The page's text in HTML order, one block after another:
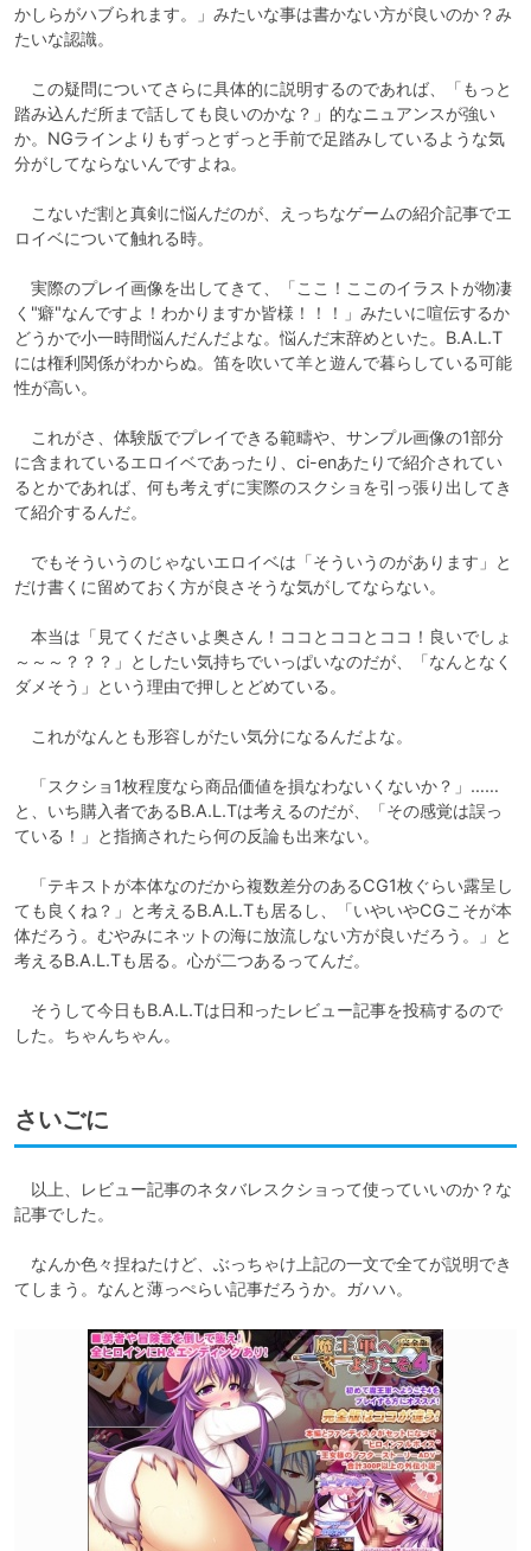
かしらがハブられます。」みたいな事は書かない方が良いのか？み
たいな認識。
この疑問についてさらに具体的に説明するのであれば、「もっと
踏み込んだ所まで話しても良いのかな？」的なニュアンスが強い
か。NGラインよりもずっとずっと手前で足踏みしているような気
分がしてならないんですよね。
こないだ割と真剣に悩んだのが、えっちなゲームの紹介記事でエ
ロイベについて触れる時。
実際のプレイ画像を出してきて、「ここ！ここのイラストが物凄
く"癖"なんですよ！わかりますか皆様！！！」みたいに喧伝するか
どうかで小一時間悩んだんだよな。悩んだ末辞めといた。B.A.L.T
には権利関係がわからぬ。笛を吹いて羊と遊んで暮らしている可能
性が高い。
これがさ、体験版でプレイできる範疇や、サンプル画像の1部分
に含まれているエロイベであったり、ci-enあたりで紹介されてい
るとかであれば、何も考えずに実際のスクショを引っ張り出してき
て紹介するんだ。
でもそういうのじゃないエロイベは「そういうのがあります」と
だけ書くに留めておく方が良さそうな気がしてならない。
本当は「見てくださいよ奥さん！ココとココとココ！良いでしょ
～～～？？？」としたい気持ちでいっぱいなのだが、「なんとなく
ダメそう」という理由で押しとどめている。
これがなんとも形容しがたい気分になるんだよな。
「スクショ1枚程度なら商品価値を損なわないくないか？」……
と、いち購入者であるB.A.L.Tは考えるのだが、「その感覚は誤っ
ている！」と指摘されたら何の反論も出来ない。
「テキストが本体なのだから複数差分のあるCG1枚ぐらい露呈し
ても良くね？」と考えるB.A.L.Tも居るし、「いやいやCGこそが本
体だろう。むやみにネットの海に放流しない方が良いだろう。」と
考えるB.A.L.Tも居る。心が二つあるってんだ。
そうして今日もB.A.L.Tは日和ったレビュー記事を投稿するので
した。ちゃんちゃん。
さいごに
以上、レビュー記事のネタバレスクショって使っていいのか？な
記事でした。
なんか色々捏ねたけど、ぶっちゃけ上記の一文で全てが説明でき
てしまう。なんと薄っぺらい記事だろうか。ガハハ。